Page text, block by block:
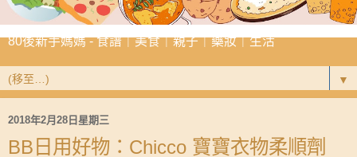
80後新手媽媽 - 食譜｜美食｜親子｜藥妝｜生活
▼
2018年2月28日星期三
BB日用好物：Chicco 寶寶衣物柔順劑